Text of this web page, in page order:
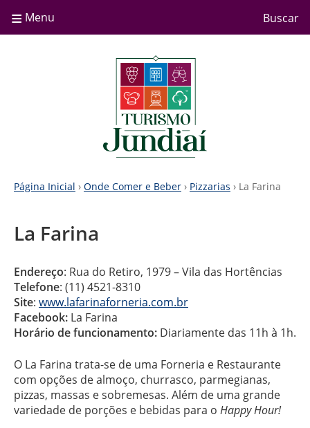
≡ Menu Buscar
Página Inicial › Onde Comer e Beber › Pizzarias › La Farina
La Farina
Endereço: Rua do Retiro, 1979 – Vila das Hortências
Telefone: (11) 4521-8310
Site: www.lafarinaforneria.com.br
Facebook: La Farina
Horário de funcionamento: Diariamente das 11h à 1h.
O La Farina trata-se de uma Forneria e Restaurante
com opções de almoço, churrasco, parmegianas,
pizzas, massas e sobremesas. Além de uma grande
variedade de porções e bebidas para o Happy Hour!